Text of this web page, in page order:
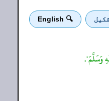
🔍 English
وَسَلَّمَ".